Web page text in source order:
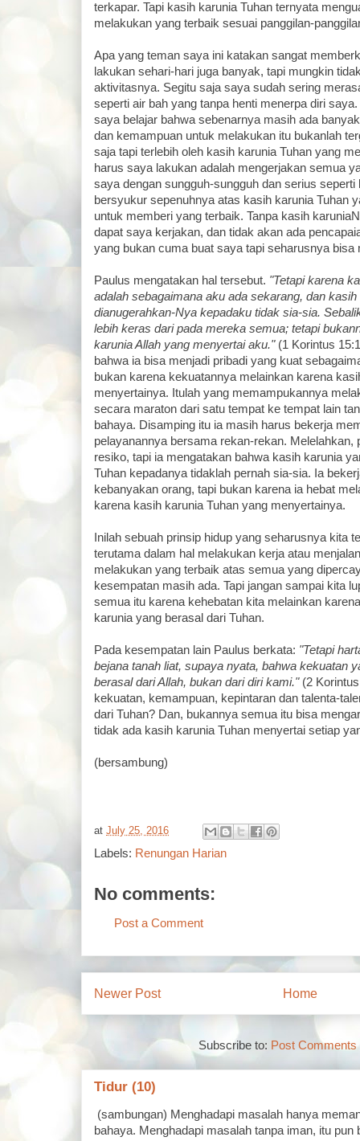
terkapar. Tapi kasih karunia Tuhan ternyata
melakukan yang terbaik sesuai panggilan-
Apa yang teman saya ini katakan sangat
lakukan sehari-hari juga banyak, tapi mungkin
aktivitasnya. Segitu saja saya sudah sering
seperti air bah yang tanpa henti menerpa diri
saya belajar bahwa sebenarnya masih ada
dan kemampuan untuk melakukan itu bukanlah
saja tapi terlebih oleh kasih karunia Tuhan yang
harus saya lakukan adalah mengerjakan semua
saya dengan sungguh-sungguh dan serius seperti
bersyukur sepenuhnya atas kasih karunia Tuhan
untuk memberi yang terbaik. Tanpa kasih
dapat saya kerjakan, dan tidak akan ada
yang bukan cuma buat saya tapi seharusnya bisa
Paulus mengatakan hal tersebut. "Tetapi karena
adalah sebagaimana aku ada sekarang, dan
dianugerahkan-Nya kepadaku tidak sia-sia.
lebih keras dari pada mereka semua; tetapi
karunia Allah yang menyertai aku."(1 Korintus
bahwa ia bisa menjadi pribadi yang kuat
bukan karena kekuatannya melainkan karena
menyertainya. Itulah yang memampukannya
secara maraton dari satu tempat ke tempat lain
bahaya. Disamping itu ia masih harus bekerja
pelayanannya bersama rekan-rekan. Melelahkan,
resiko, tapi ia mengatakan bahwa kasih karunia
Tuhan kepadanya tidaklah pernah sia-sia. Ia
kebanyakan orang, tapi bukan karena ia hebat
karena kasih karunia Tuhan yang menyertainya.
Inilah sebuah prinsip hidup yang seharusnya kita
terutama dalam hal melakukan kerja atau
melakukan yang terbaik atas semua yang
kesempatan masih ada. Tapi jangan sampai kita
semua itu karena kehebatan kita melainkan
karunia yang berasal dari Tuhan.
Pada kesempatan lain Paulus berkata: "Tetapi
bejana tanah liat, supaya nyata, bahwa kekuatan
berasal dari Allah, bukan dari diri kami."(2
kekuatan, kemampuan, kepintaran dan talenta-
dari Tuhan? Dan, bukannya semua itu bisa
tidak ada kasih karunia Tuhan menyertai setiap
(bersambung)
at July 25, 2016
Labels: Renungan Harian
No comments:
Post a Comment
Newer Post Home
Subscribe to: Post Comments
Tidur (10)
(sambungan) Menghadapi masalah hanya
bahaya. Menghadapi masalah tanpa iman, itu